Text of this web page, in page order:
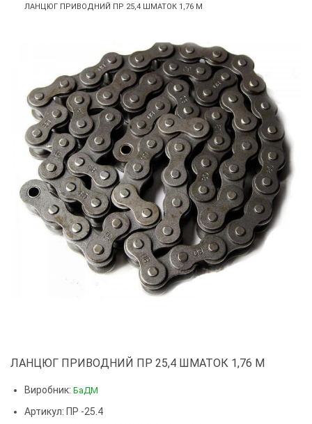
ЛАНЦЮГ ПРИВОДНИЙ ПР 25,4 ШМАТОК 1,76 М
ЛАНЦЮГ ПРИВОДНИЙ ПР 25,4 ШМАТОК 1,76 М
Виробник: БаДМ
Артикул: ПР -25.4